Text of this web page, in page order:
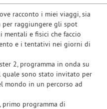
racconto i miei viaggi, sia
per raggiungere gli spot
mentali e fisici che faccio
e i tentativi nei giorni di
2, programma in onda su
quale sono stato invitato per
mondo in un percorso ad
primo programma di